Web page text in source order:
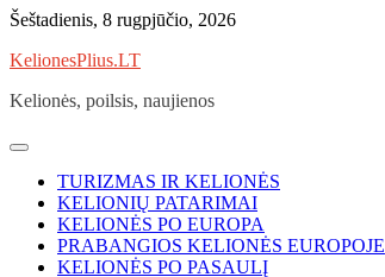
Skip
content
Šeštadienis, 8 rugpjūčio, 2026
KelionesPlius.LT
Kelionės, poilsis, naujienos
TURIZMAS IR KELIONĖS
KELIONIŲ PATARIMAI
KELIONĖS PO EUROPA
PRABANGIOS KELIONĖS EUROPOJE
KELIONĖS PO PASAULĮ